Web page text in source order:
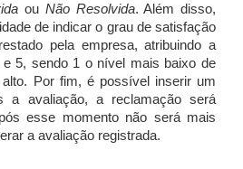
ou Não Resolvida. Além disso,
de indicar o grau de satisfação
pela empresa, atribuindo a
5, sendo 1 o nível mais baixo de
Por fim, é possível inserir um
a avaliação, a reclamação será
esse momento não será mais
a avaliação registrada.